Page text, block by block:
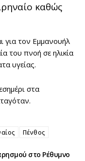
καθώς
για τον Εμμανουήλ
του πνοή σε ηλικία
υγείας.
στα
Πένθος
στο Ρέθυμνο